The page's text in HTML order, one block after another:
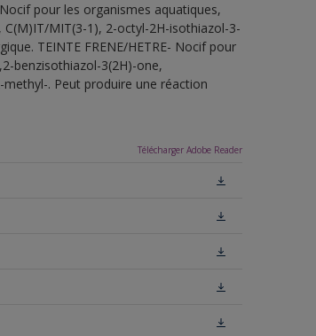
pour les organismes aquatiques,
MIT(3-1), 2-octyl-2H-isothiazol-3-
TEINTE FRENE/HETRE- Nocif pour
benzisothiazol-3(2H)-one,
. Peut produire une réaction
Télécharger Adobe Reader